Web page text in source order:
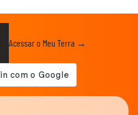
Acessar o Meu Terra →